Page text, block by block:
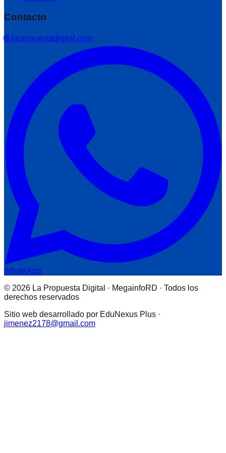
Contacto
🌐 lapropuestadigital.com
WhatsApp
© 2026 La Propuesta Digital · MegainfoRD · Todos los
derechos reservados
Sitio web desarrollado por EduNexus Plus ·
jimenez2178@gmail.com